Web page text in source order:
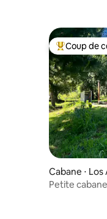
Coups de
Coup de
Cabane ⋅
Petite